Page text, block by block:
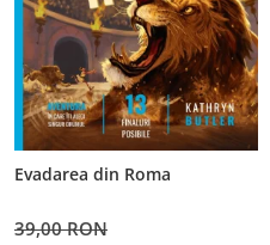
Evadarea din Roma
39,00 RON